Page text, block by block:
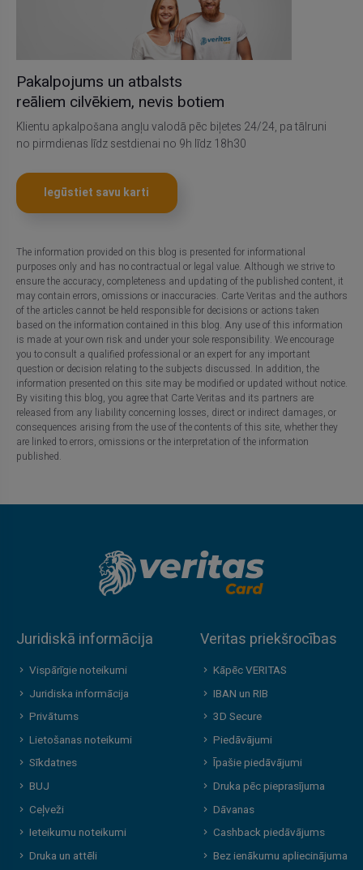
Pakalpojums un atbalsts
reāliem cilvēkiem, nevis botiem
Klientu apkalpošana angļu valodā pēc biļetes 24/24, pa tālruni
no pirmdienas līdz sestdienai no 9h līdz 18h30
Iegūstiet savu karti
The information provided on this blog is presented for informational
purposes only and has no contractual or legal value. Although we strive to
ensure the accuracy, completeness and updating of the published content, it
may contain errors, omissions or inaccuracies. Carte Veritas and the authors
of the articles cannot be held responsible for decisions or actions taken
based on the information contained in this blog. Any use of this information
is made at your own risk and under your sole responsibility. We encourage
you to consult a qualified professional or an expert for any important
question or decision relating to the subjects discussed. In addition, the
information presented on this site may be modified or updated without notice.
By visiting this blog, you agree that Carte Veritas and its partners are
released from any liability concerning losses, direct or indirect damages, or
consequences arising from the use of the contents of this site, whether they
are linked to errors, omissions or the interpretation of the information
published.
Juridiskā informācija
Vispārīgie noteikumi
Juridiska informācija
Privātums
Lietošanas noteikumi
Sīkdatnes
BUJ
Ceļveži
Ieteikumu noteikumi
Druka un attēli
Veritas priekšrocības
Kāpēc VERITAS
IBAN un RIB
3D Secure
Piedāvājumi
Īpašie piedāvājumi
Druka pēc pieprasījuma
Dāvanas
Cashback piedāvājums
Bez ienākumu apliecinājuma